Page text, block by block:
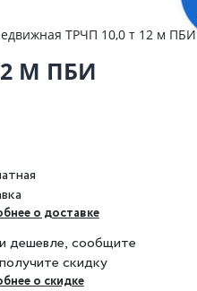
ТРЧП 10,0 т 12 м ПБИ
М ПБИ
о доставке
дешевле, сообщите
скидку
о скидке